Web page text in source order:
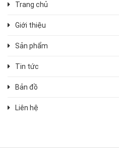
Trang chủ
Giới thiệu
Sản phẩm
Tin tức
Bản đồ
Liên hệ